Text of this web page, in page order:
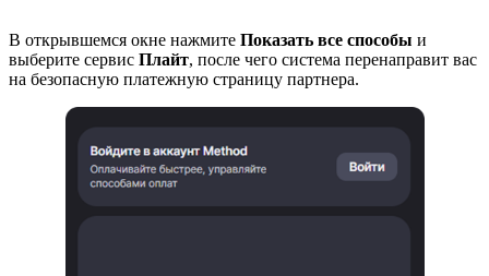
В открывшемся окне нажмите Показать все способы и
выберите сервис Плайт, после чего система перенаправит вас
на безопасную платежную страницу партнера.